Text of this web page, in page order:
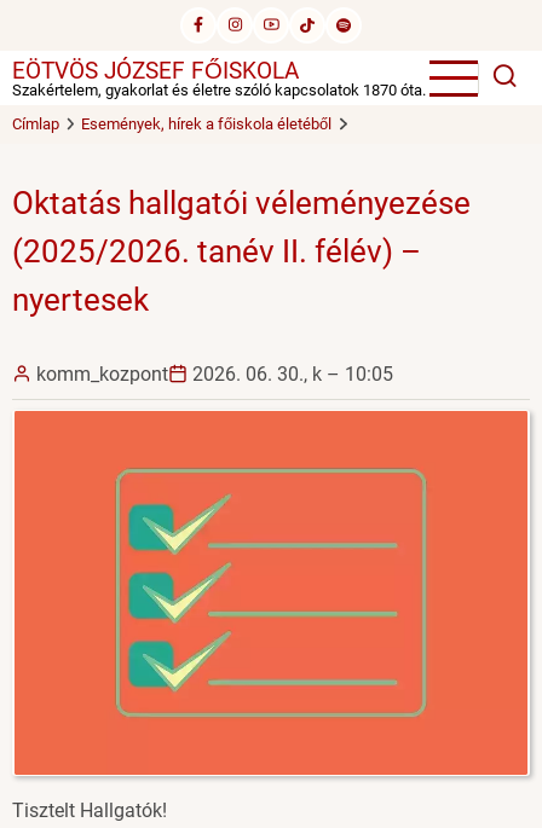
tartalomra
EÖTVÖS JÓZSEF FŐISKOLA
Szakértelem, gyakorlat és életre szóló kapcsolatok 1870 óta.
Címlap
Események, hírek a főiskola életéből
Oktatás hallgatói véleményezése
(2025/2026. tanév II. félév) –
nyertesek
komm_kozpont 2026. 06. 30., k – 10:05
Tisztelt Hallgatók!